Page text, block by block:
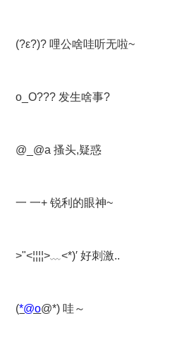
(?ε?)? 哩公啥哇听无啦~
o_O??? 发生啥事?
@_@a 搔头,疑惑
一 一+ 锐利的眼神~
>"<¦¦¦¦>﹏<*)′ 好刺激..
(*@ο@*) 哇～